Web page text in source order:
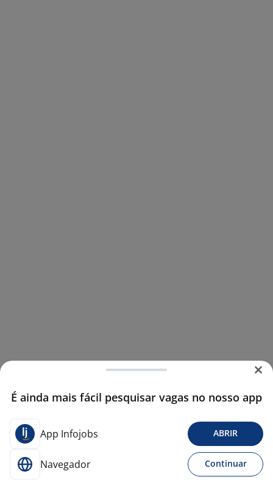
É ainda mais fácil pesquisar vagas no nosso app
App Infojobs ABRIR
Navegador Continuar